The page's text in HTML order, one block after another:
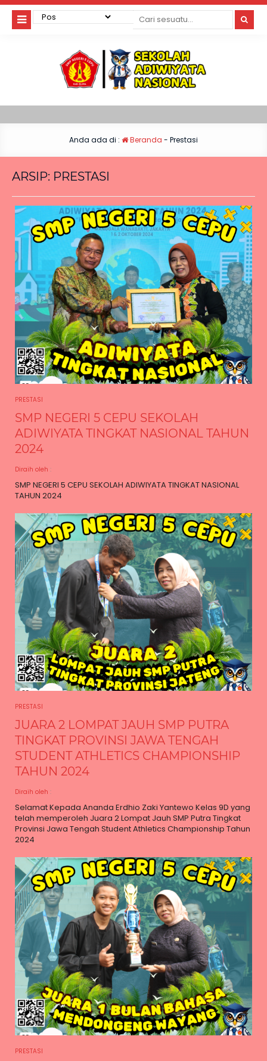
Anda ada di : Beranda - Prestasi
ARSIP: PRESTASI
PRESTASI
SMP NEGERI 5 CEPU SEKOLAH
ADIWIYATA TINGKAT NASIONAL TAHUN
2024
Diraih oleh :
SMP NEGERI 5 CEPU SEKOLAH ADIWIYATA TINGKAT NASIONAL
TAHUN 2024
PRESTASI
JUARA 2 LOMPAT JAUH SMP PUTRA
TINGKAT PROVINSI JAWA TENGAH
STUDENT ATHLETICS CHAMPIONSHIP
TAHUN 2024
Diraih oleh :
Selamat Kepada Ananda Erdhio Zaki Yantewo Kelas 9D yang
telah memperoleh Juara 2 Lompat Jauh SMP Putra Tingkat
Provinsi Jawa Tengah Student Athletics Championship Tahun
2024
PRESTASI